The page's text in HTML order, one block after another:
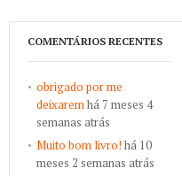
COMENTÁRIOS RECENTES
obrigado por me
deixaremhá 7 meses 4
semanas atrás
Muito bom livro! há 10
meses 2 semanas atrás